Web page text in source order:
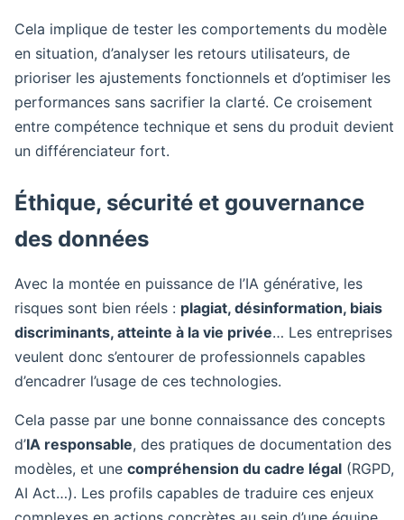
Cela implique de tester les comportements du modèle
en situation, d’analyser les retours utilisateurs, de
prioriser les ajustements fonctionnels et d’optimiser les
performances sans sacrifier la clarté. Ce croisement
entre compétence technique et sens du produit devient
un différenciateur fort.
Éthique, sécurité et gouvernance
des données
Avec la montée en puissance de l’IA générative, les
risques sont bien réels : plagiat, désinformation, biais
discriminants, atteinte à la vie privée… Les entreprises
veulent donc s’entourer de professionnels capables
d’encadrer l’usage de ces technologies.
Cela passe par une bonne connaissance des concepts
d’IA responsable, des pratiques de documentation des
modèles, et une compréhension du cadre légal (RGPD,
AI Act…). Les profils capables de traduire ces enjeux